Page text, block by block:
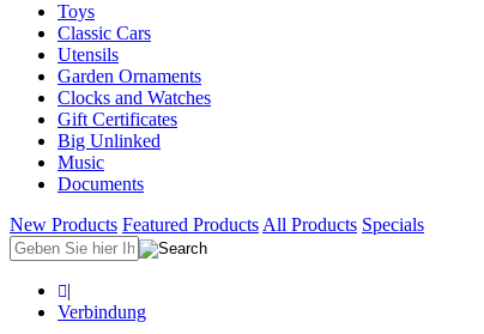
Toys
Classic Cars
Utensils
Garden Ornaments
Clocks and Watches
Gift Certificates
Big Unlinked
Music
Documents
New Products Featured Products All Products Specials
|
Verbindung